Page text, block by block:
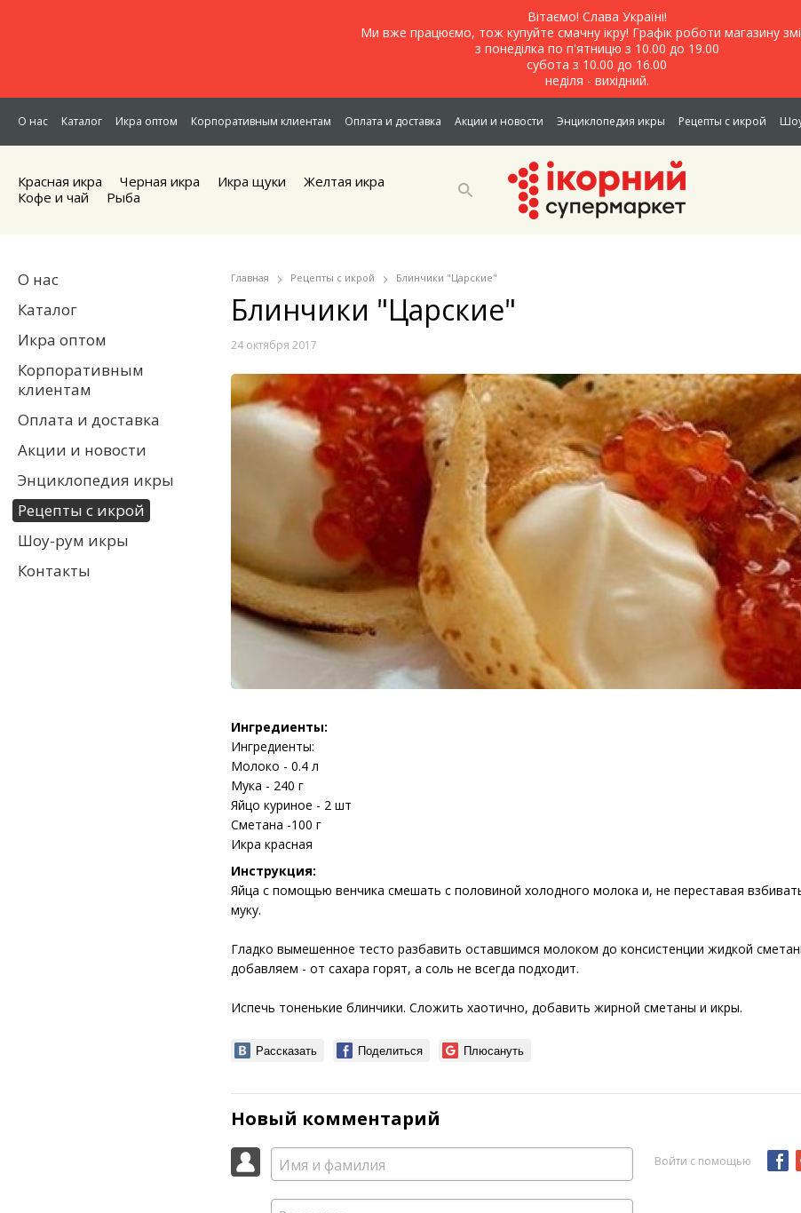
Вітаємо! Слава Україні!
Ми вже працюємо, тож купуйте смачну ікру! Графік роботи магазину
з понеділка по п'ятницю з 10.00 до 19.00
субота з 10.00 до 16.00
неділя - вихідний.
О нас Каталог Икра оптом Корпоративным клиентам Оплата и доставка Акции и новости Энциклопедия икры Рецепты с икрой
Красная икра Черная икра Икра щуки
Желтая икра
Кофе и чай
Рыба
Главная Рецепты с икрой Блинчики "Царские"
Блинчики "Царские"
24 октября 2017
Ингредиенты:
Ингредиенты:
Молоко - 0.4 л
Мука - 240 г
Яйцо куриное - 2 шт
Сметана -100 г
Икра красная
Инструкция:
Яйца с помощью венчика смешать с половиной холодного молока и, не переставая
муку.
Гладко вымешенное тесто разбавить оставшимся молоком до консистенции жидкой
добавляем - от сахара горят, а соль не всегда подходит.
Испечь тоненькие блинчики. Сложить хаотично, добавить жирной сметаны и икры.
Рассказать Поделиться Плюсануть
Новый комментарий
Войти с помощью
О нас
Каталог
Икра оптом
Корпоративным
клиентам
Оплата и доставка
Акции и новости
Энциклопедия икры
Рецепты с икрой
Шоу-рум икры
Контакты